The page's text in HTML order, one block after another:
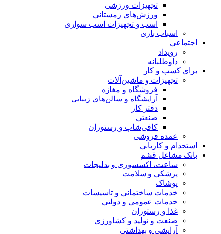
تجهیزات ورزشی
ورزش‌های زمستانی
اسب و تجهیزات اسب سواری
اسباب‌ بازی
اجتماعی
رویداد
داوطلبانه
برای کسب و کار
تجهیزات و ماشین‌آلات
فروشگاه و مغازه
آرایشگاه و سالن‌های زیبایی
دفتر کار
صنعتی
کافی‌شاپ و رستوران
عمده فروشی
استخدام و کاریابی
بانک مشاغل قشم
ساعت، اکسسوری و بدلیجات
پزشکی و سلامت
پوشاک
خدمات ساختمانی و تاسیسات
خدمات عمومی و دولتی
غذا و رستوران
صنعت و تولید و کشاورزی
آرایشی و بهداشتی